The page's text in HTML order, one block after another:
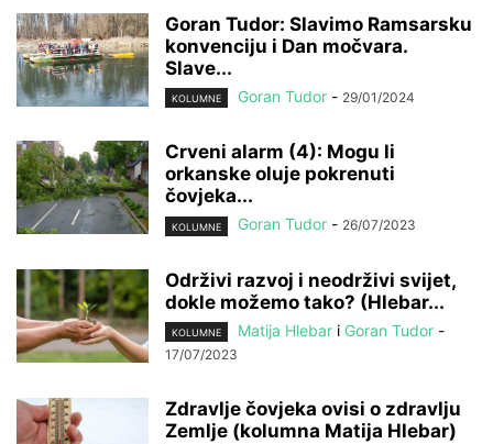
Goran Tudor: Slavimo Ramsarsku
konvenciju i Dan močvara.
Slave...
KOLUMNE Goran Tudor - 29/01/2024
Crveni alarm (4): Mogu li
orkanske oluje pokrenuti
čovjeka...
KOLUMNE Goran Tudor - 26/07/2023
Održivi razvoj i neodrživi svijet,
dokle možemo tako? (Hlebar...
KOLUMNE Matija Hlebar i Goran Tudor -
17/07/2023
Zdravlje čovjeka ovisi o zdravlju
Zemlje (kolumna Matija Hlebar)